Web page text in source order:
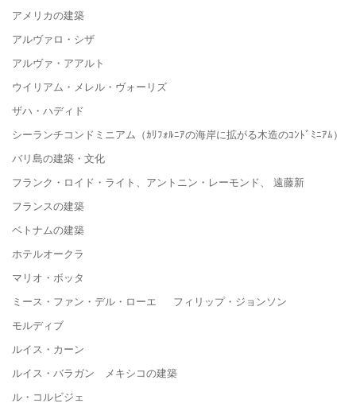
アメリカの建築
アルヴァロ・シザ
アルヴァ・アアルト
ウイリアム・メレル・ヴォーリズ
ザハ・ハディド
シーランチコンドミニアム（ｶﾘﾌｫﾙﾆｱの海岸に拡がる木造のｺﾝﾄﾞﾐﾆｱﾑ）
バリ島の建築・文化
フランク・ロイド・ライト、アントニン・レーモンド、 遠藤新
フランスの建築
ベトナムの建築
ホテルオークラ
マリオ・ボッタ
ミース・ファン・デル・ローエ フィリップ・ジョンソン
モルディブ
ルイス・カーン
ルイス・バラガン メキシコの建築
ル・コルビジェ